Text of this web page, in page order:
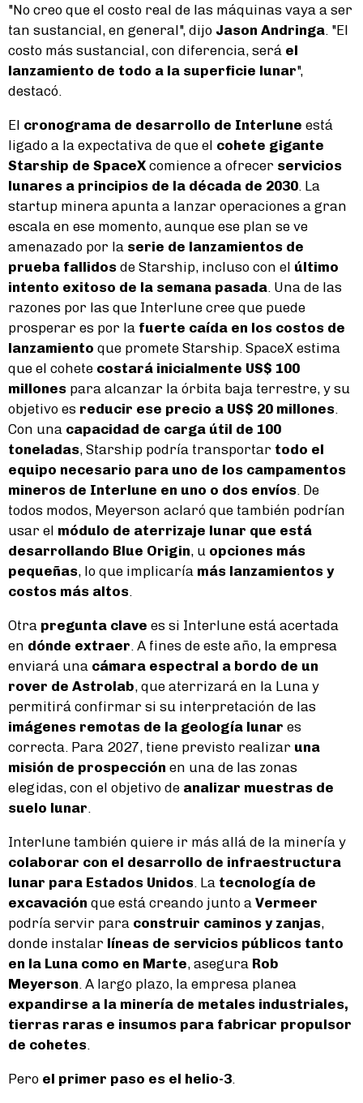
"No creo que el costo real de las máquinas vaya a ser
tan sustancial, en general", dijo Jason Andringa . "El
costo más sustancial, con diferencia, será el
lanzamiento de todo a la superficie lunar",
destacó.
El cronograma de desarrollo de Interlune está
ligado a la expectativa de que el cohete gigante
Starship de SpaceX comience a ofrecer servicios
lunares a principios de la década de 2030 . La
startup minera apunta a lanzar operaciones a gran
escala en ese momento, aunque ese plan se ve
amenazado por la serie de lanzamientos de
prueba fallidos de Starship, incluso con el último
intento exitoso de la semana pasada . Una de las
razones por las que Interlune cree que puede
prosperar es por la fuerte caída en los costos de
lanzamiento que promete Starship. SpaceX estima
que el cohete costará inicialmente US$ 100
millones para alcanzar la órbita baja terrestre, y su
objetivo es reducir ese precio a US$ 20 millones
Con una capacidad de carga útil de 100
toneladas, Starship podría transportar todo el
equipo necesario para uno de los campamentos
mineros de Interlune en uno o dos envíos . De
todos modos, Meyerson aclaró que también podrían
usar el módulo de aterrizaje lunar que está
desarrollando Blue Origin, u opciones más
pequeñas, lo que implicaría más lanzamientos y
costos más altos
Otra pregunta clave es si Interlune está acertada
en dónde extraer . A fines de este año, la empresa
enviará una cámara espectral a bordo de un
rover de Astrolab, que aterrizará en la Luna y
permitirá confirmar si su interpretación de las
imágenes remotas de la geología lunar es
correcta. Para 2027, tiene previsto realizar una
misión de prospección en una de las zonas
elegidas, con el objetivo de analizar muestras de
suelo lunar
Interlune también quiere ir más allá de la minería y
colaborar con el desarrollo de infraestructura
lunar para Estados Unidos . La tecnología de
excavación que está creando junto a Vermeer
podría servir para construir caminos y zanjas,
donde instalar líneas de servicios públicos tanto
en la Luna como en Marte, asegura Rob
Meyerson . A largo plazo, la empresa planea
expandirse a la minería de metales industriales,
tierras raras e insumos para fabricar propulsor
de cohetes
Pero el primer paso es el helio-3